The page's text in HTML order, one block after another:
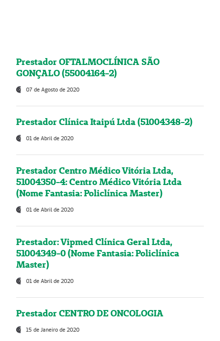
Prestador OFTALMOCLÍNICA SÃO
GONÇALO (55004164-2)
07 de Agosto de 2020
Prestador Clínica Itaipú Ltda (51004348-2)
01 de Abril de 2020
Prestador Centro Médico Vitória Ltda,
51004350-4: Centro Médico Vitória Ltda
(Nome Fantasia: Policlínica Master)
01 de Abril de 2020
Prestador: Vipmed Clínica Geral Ltda,
51004349-0 (Nome Fantasia: Policlínica
Master)
01 de Abril de 2020
Prestador CENTRO DE ONCOLOGIA
15 de Janeiro de 2020